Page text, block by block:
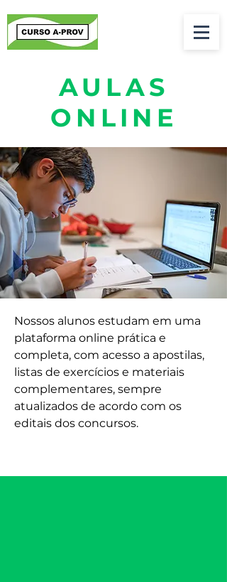
AULAS
ONLINE
Nossos alunos estudam em uma
plataforma online prática e
completa, com acesso a apostilas,
listas de exercícios e materiais
complementares, sempre
atualizados de acordo com os
editais dos concursos.